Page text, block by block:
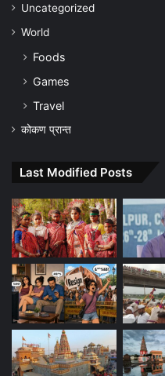
Uncategorized
World
Foods
Games
Travel
कोकण प्रान्त
Last Modified Posts